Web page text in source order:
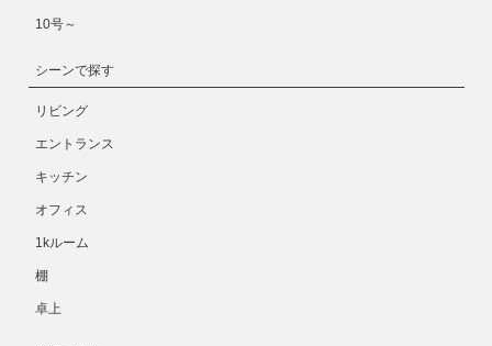
10号～
シーンで探す
リビング
エントランス
キッチン
オフィス
1kルーム
棚
卓上